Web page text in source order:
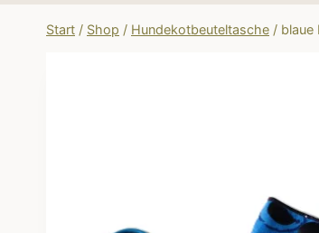
Start / Shop / Hundekotbeuteltasche / blaue